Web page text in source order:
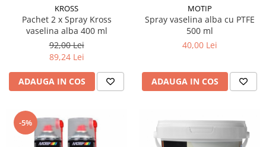
KROSS
Pachet 2 x Spray Kross
vaselina alba 400 ml
92,00 Lei
89,24 Lei
ADAUGA IN COS
MOTIP
Spray vaselina alba cu PTFE
500 ml
40,00 Lei
ADAUGA IN COS
-5%